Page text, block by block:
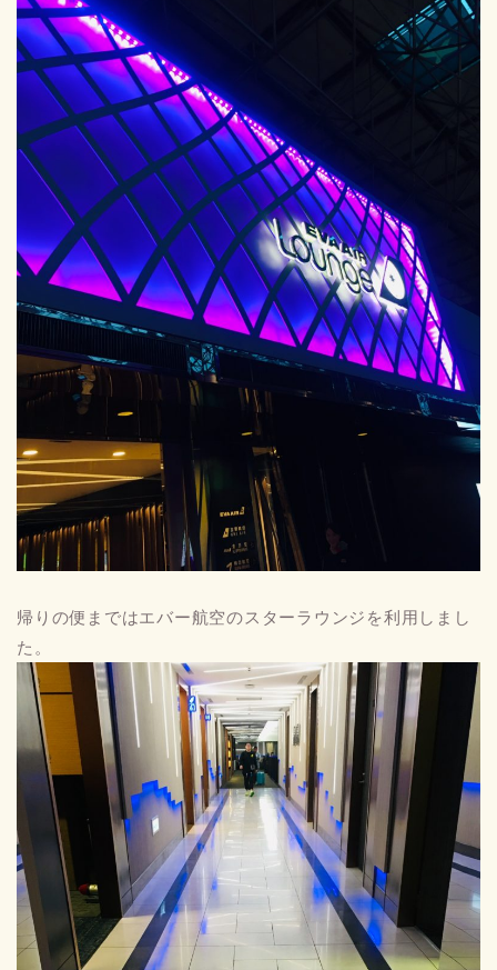
帰りの便まではエバー航空のスターラウンジを利用しまし
た。